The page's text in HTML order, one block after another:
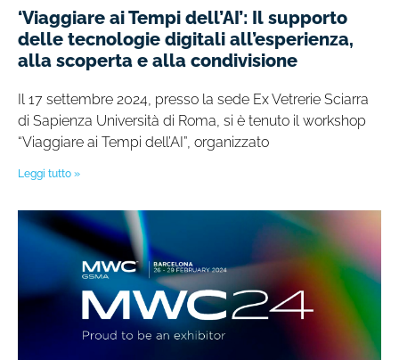
‘Viaggiare ai Tempi dell’AI’: Il supporto
delle tecnologie digitali all’esperienza,
alla scoperta e alla condivisione
Il 17 settembre 2024, presso la sede Ex Vetrerie Sciarra
di Sapienza Università di Roma, si è tenuto il workshop
“Viaggiare ai Tempi dell’AI”, organizzato
Leggi tutto »